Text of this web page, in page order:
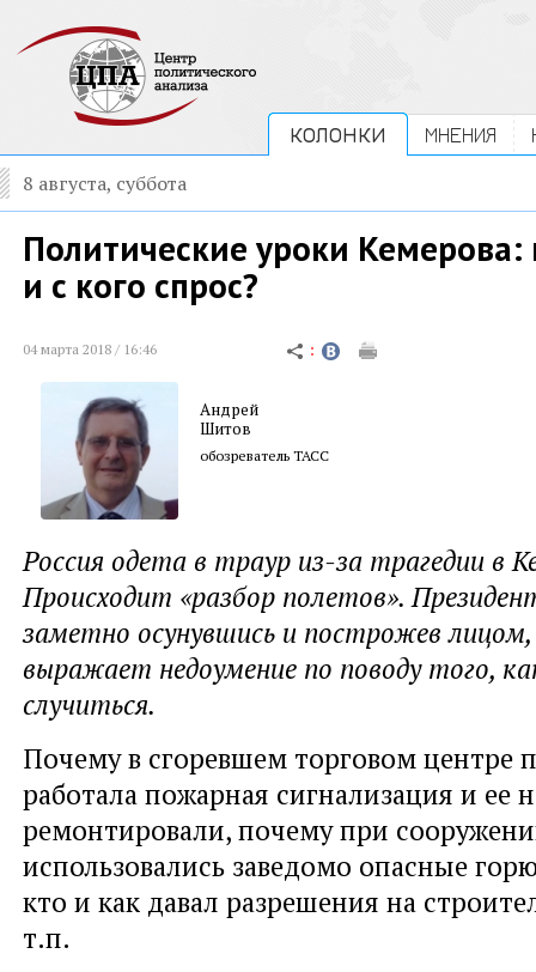
КОЛОНКИ МНЕНИЯ
8 августа, суббота
Политические уроки Кемерова:
и с кого спрос?
04 марта 2018 / 16:46
Андрей
Шитов
обозреватель ТАСС
Россия одета в траур из-за трагедии в
Происходит «разбор полетов».
заметно осунувшись и построжев лицом,
выражает недоумение по поводу того,
случиться.
Почему в сгоревшем торговом центре
работала пожарная сигнализация и ее
ремонтировали, почему при
использовались заведомо опасные
кто и как давал разрешения на
т.п.